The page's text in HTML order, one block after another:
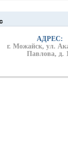
АДРЕС:
г. Можайск, ул.
Павлова, д.